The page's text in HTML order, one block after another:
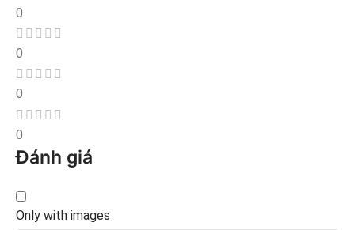
0
0
0
0
Đánh giá
Only with images